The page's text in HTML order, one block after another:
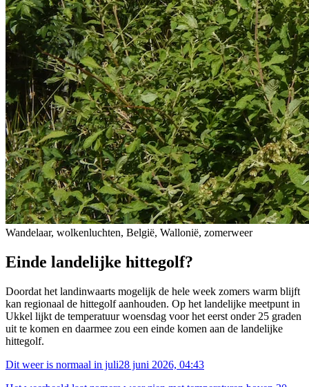
Wandelaar, wolkenluchten, België, Wallonië, zomerweer
Einde landelijke hittegolf?
Doordat het landinwaarts mogelijk de hele week zomers warm blijft
kan regionaal de hittegolf aanhouden. Op het landelijke meetpunt in
Ukkel lijkt de temperatuur woensdag voor het eerst onder 25 graden
uit te komen en daarmee zou een einde komen aan de landelijke
hittegolf.
Dit weer is normaal in juli28 juni 2026, 04:43